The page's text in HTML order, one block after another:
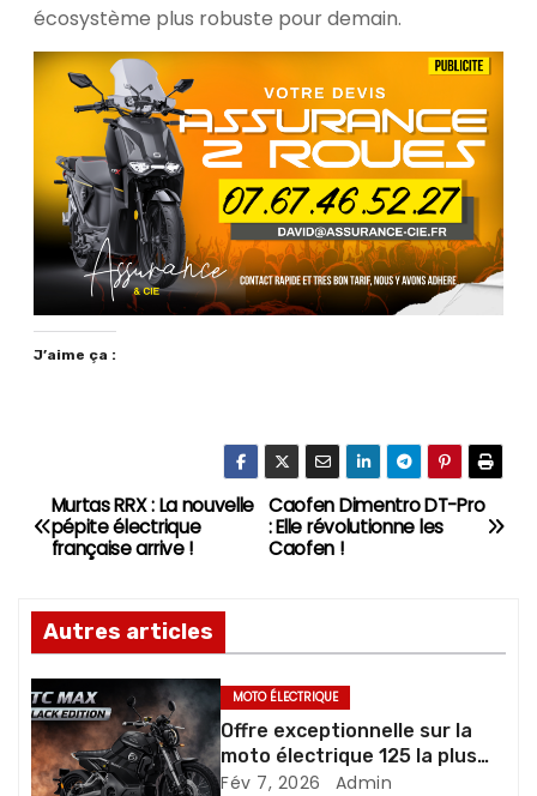
écosystème plus robuste pour demain.
J’aime ça :
N
a
v
i
g
a
Caofen Dimentro DT-Pro
: Elle révolutionne les
Caofen !
Murtas RRX : La nouvelle
pépite électrique
française arrive !
Autres articles
MOTO ÉLECTRIQUE
Offre exceptionnelle sur la
moto électrique 125 la plus
vendue
Fév 7, 2026 Admin